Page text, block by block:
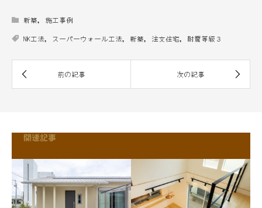
新築, 施工事例
NK工法, スーパーウォール工法, 新築, 注文住宅, 耐震等級３
関連記事